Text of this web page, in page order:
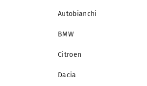
Autobianchi
BMW
Citroen
Dacia